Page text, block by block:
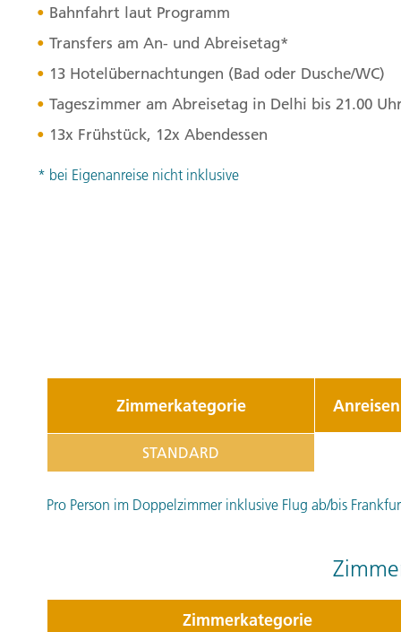
Bahnfahrt laut Programm
Transfers am An- und Abreisetag*
13 Hotelübernachtungen (Bad oder Dusche/WC)
Tageszimmer am Abreisetag in Delhi bis 21.00
13x Frühstück, 12x Abendessen
* bei Eigenanreise nicht inklusive
Zimmerkategorie Anreisen
STANDARD
Pro Person im Doppelzimmer inklusive Flug ab/bis
Zimmerkategorie